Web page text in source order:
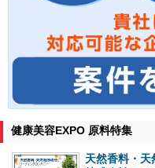
健康美容EXPO 原料特集
天然香料・